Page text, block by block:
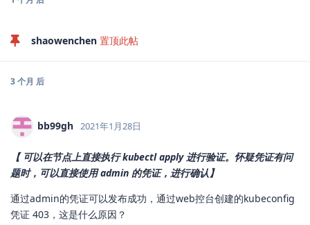
shaowenchen 置顶此帖
3 个月 后
bb99gh 2021年1月28日
【 可以在节点上直接执行 kubectl apply 进行验证。怀疑凭证有问
题时，可以直接使用 admin 的凭证，进行确认】
通过admin的凭证可以发布成功，通过web控台创建的kubeconfig
凭证 403，这是什么原因？